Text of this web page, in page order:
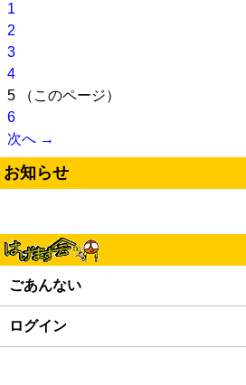
1
2
3
4
5
（このページ）
6
次へ →
お知らせ
ごあんない
ログイン